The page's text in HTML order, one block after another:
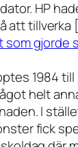
HP
att tillverka
som gjorde
1984 till
helt
I
fick